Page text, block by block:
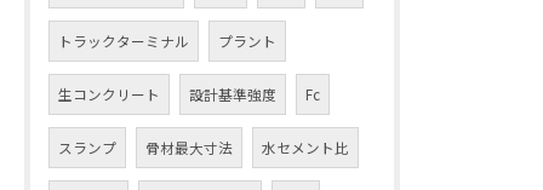
トラックターミナル プラント
生コンクリート 設計基準強度 Fc
スランプ 骨材最大寸法 水セメント比